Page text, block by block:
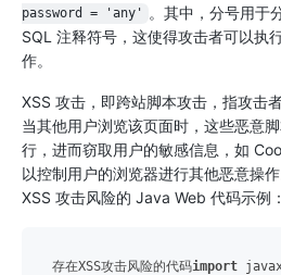
password = 'any'
。其中，分号用于
SQL 注释符号，这使得攻击者可以执
作。
XSS 攻击，即跨站脚本攻击，指攻击
当其他用户浏览该页面时，这些恶意
行，进而窃取用户的敏感信息，如
以控制用户的浏览器进行其他恶意操
XSS 攻击风险的 Java Web 代码示例：
存在XSS攻击风险的代码import